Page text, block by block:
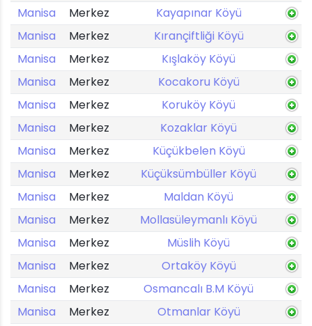
Manisa
Merkez
Kayapınar Köyü
Manisa
Merkez
Kırançiftliği Köyü
Manisa
Merkez
Kışlaköy Köyü
Manisa
Merkez
Kocakoru Köyü
Manisa
Merkez
Koruköy Köyü
Manisa
Merkez
Kozaklar Köyü
Manisa
Merkez
Küçükbelen Köyü
Manisa
Merkez
Küçüksümbüller Köyü
Manisa
Merkez
Maldan Köyü
Manisa
Merkez
Mollasüleymanlı Köyü
Manisa
Merkez
Müslih Köyü
Manisa
Merkez
Ortaköy Köyü
Manisa
Merkez
Osmancalı B.M Köyü
Manisa
Merkez
Otmanlar Köyü